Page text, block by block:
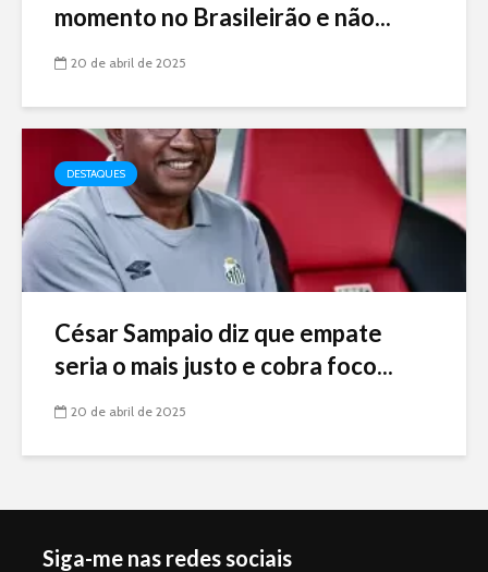
momento no Brasileirão e não...
20 de abril de 2025
DESTAQUES
César Sampaio diz que empate
seria o mais justo e cobra foco...
20 de abril de 2025
Siga-me nas redes sociais